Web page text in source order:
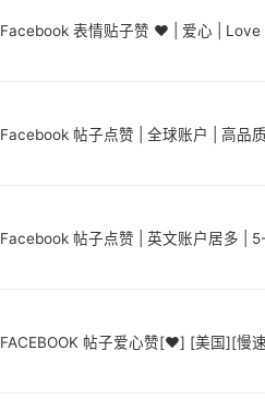
Facebook 表情贴子赞 ❤️ | 爱心 | Love
Facebook 帖子点赞 | 全球账户 | 高品
Facebook 帖子点赞 | 英文账户居多 |
FACEBOOK 帖子爱心赞[❤️] [美国][慢